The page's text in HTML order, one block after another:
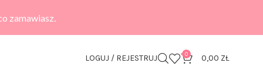
zamawiasz.
LOGUJ / REJESTRUJ 0 0,00 ZŁ